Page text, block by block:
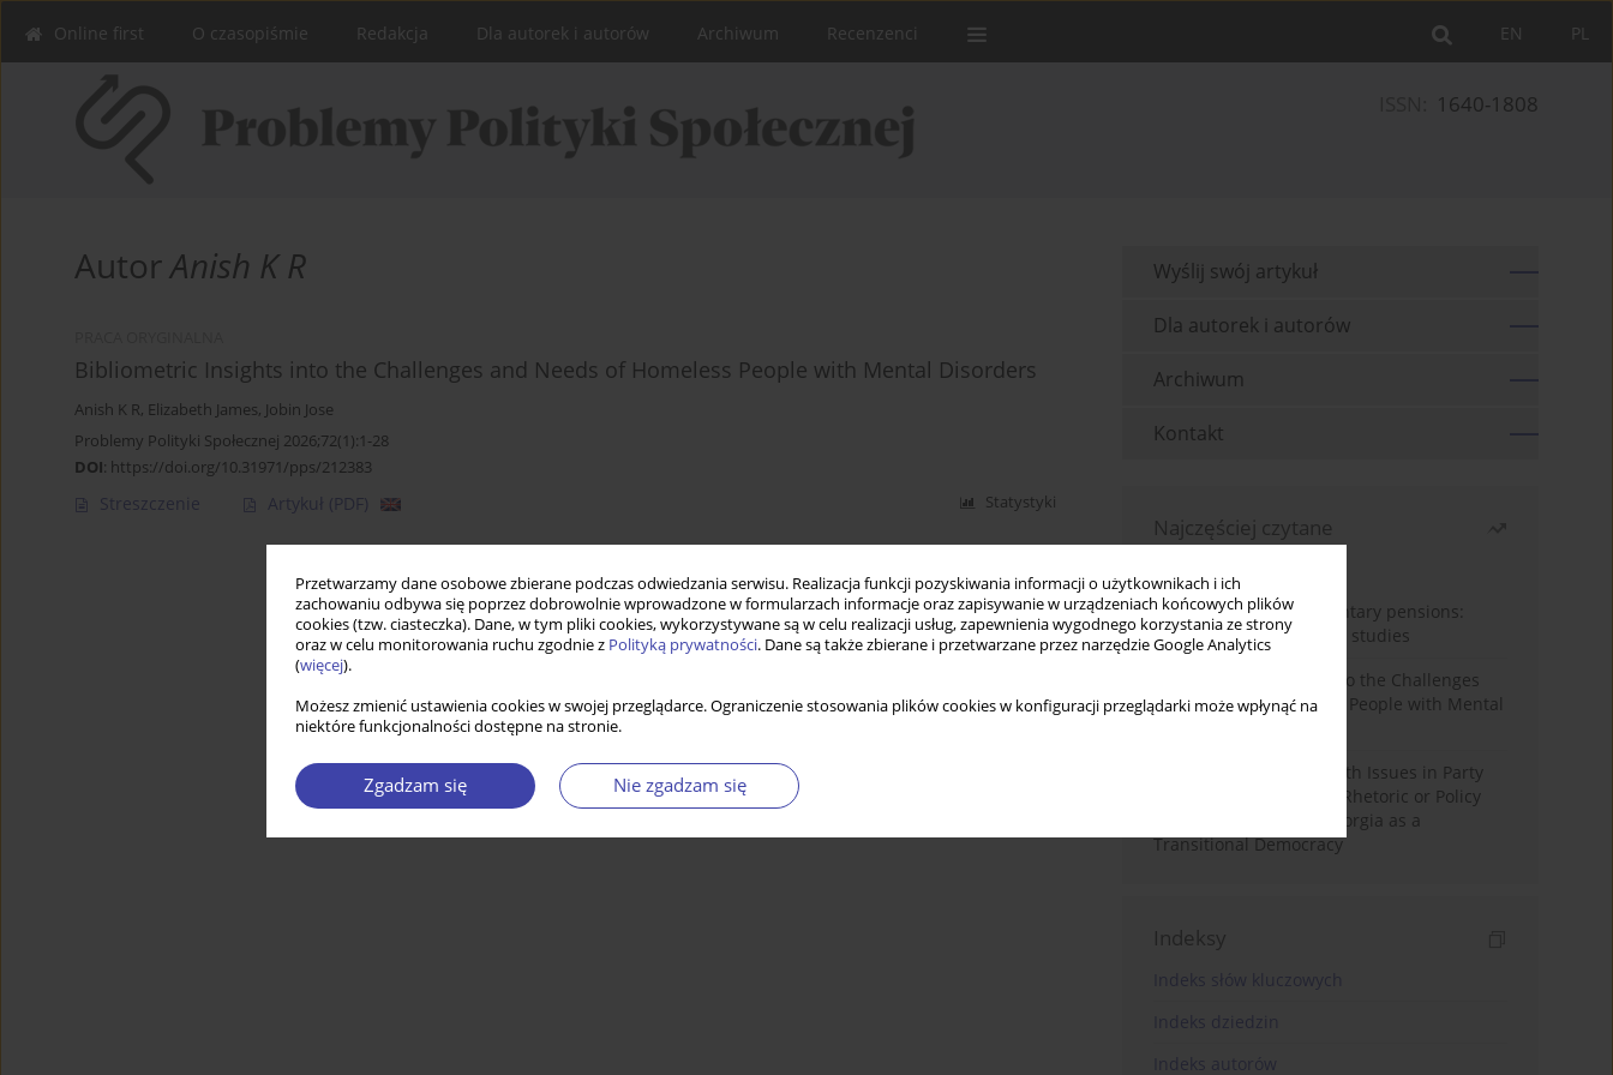
Przetwarzamy dane osobowe zbierane podczas odwiedzania serwisu. Realizacja funkcji pozyskiwania informacji o użytkownikach i ich
zachowaniu odbywa się poprzez dobrowolnie wprowadzone w formularzach informacje oraz zapisywanie w urządzeniach końcowych plików
cookies (tzw. ciasteczka). Dane, w tym pliki cookies, wykorzystywane są w celu realizacji usług, zapewnienia wygodnego korzystania ze strony
oraz w celu monitorowania ruchu zgodnie z Polityką prywatności. Dane są także zbierane i przetwarzane przez narzędzie Google Analytics
(więcej).
Możesz zmienić ustawienia cookies w swojej przeglądarce. Ograniczenie stosowania plików cookies w konfiguracji przeglądarki może wpłynąć na
niektóre funkcjonalności dostępne na stronie.
Zgadzam się Nie zgadzam się
PL
EN
Online first O czasopiśmie Redakcja Dla autorek i autorów Archiwum Recenzenci
1640-1808
AutorAnish K R
Bibliometric Insights into the Challenges and Needs of Homeless People with Mental Disorders
Anish K R, Elizabeth James, Jobin Jose
Problemy Polityki Społecznej 2026;72(1):1-28
DOI: https://doi.org/10.31971/pps/212383
Streszczenie Artykuł (PDF) Statystyki
Wyślij swój artykuł
Dla autorek i autorów
Archiwum
Kontakt
Najczęściej czytane
Auto-enrolment in voluntary pensions:
Comparative OECD case studies
Bibliometric Insights into the Challenges
and Needs of Homeless People with Mental
The Politicisation of Youth Issues in Party
Programmes: Symbolic Rhetoric or Policy
Priority? The Case of Georgia as a
Transitional Democracy
Indeksy
Indeks słów kluczowych
Indeks dziedzin
Indeks autorów